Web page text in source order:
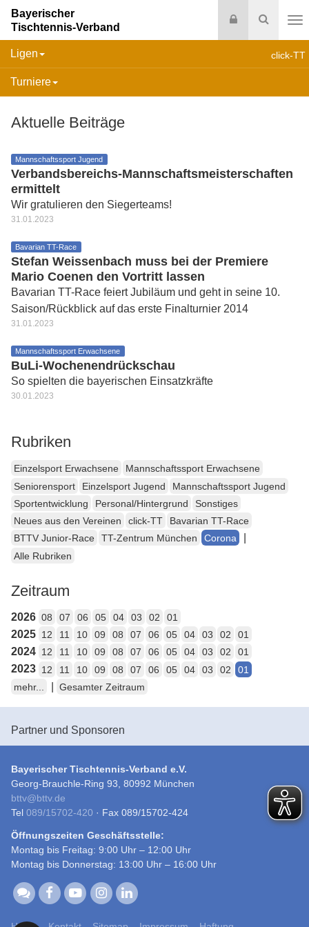
Suche
Login
Bayerischer
Tischtennis-Verband
click-TT
Ligen
Turniere
Aktuelle Beiträge
Mannschaftssport Jugend
Verbandsbereichs-Mannschaftsmeisterschaften
ermittelt
Wir gratulieren den Siegerteams!
31.01.2023
Bavarian TT-Race
Stefan Weissenbach muss bei der Premiere
Mario Coenen den Vortritt lassen
Bavarian TT-Race feiert Jubiläum und geht in seine 10.
Saison/Rückblick auf das erste Finalturnier 2014
31.01.2023
Mannschaftssport Erwachsene
BuLi-Wochenendrückschau
So spielten die bayerischen Einsatzkräfte
30.01.2023
Rubriken
Einzelsport Erwachsene
Mannschaftssport Erwachsene
Seniorensport
Einzelsport Jugend
Mannschaftssport Jugend
Sportentwicklung
Personal/Hintergrund
Sonstiges
Neues aus den Vereinen
click-TT
Bavarian TT-Race
BTTV Junior-Race
TT-Zentrum München Corona
Alle Rubriken
Zeitraum
2026 08 07 06 05 04 03 02 01
2025 12 11 10 09 08 07 06 05 04 03 02 01
2024 12 11 10 09 08 07 06 05 04 03 02 01
2023 12 11 10 09 08 07 06 05 04 03 02
01
mehr...
Gesamter Zeitraum
Partner und Sponsoren
Bayerischer Tischtennis-Verband e.V.
Georg-Brauchle-Ring 93, 80992 München
bttv@bttv.de
Tel 089/15702-420 · Fax 089/15702-424
Öffnungszeiten Geschäftsstelle:
Montag bis Freitag: 9:00 Uhr – 12:00 Uhr
Montag bis Donnerstag: 13:00 Uhr – 16:00 Uhr